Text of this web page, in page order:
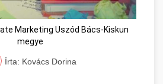
Marketing Uszód Bács-Kiskun
megye
Írta: Kovács Dorina